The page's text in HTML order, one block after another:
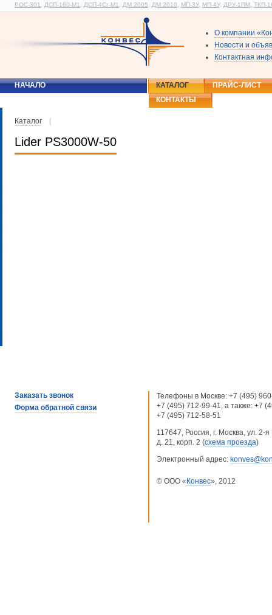
РОС-301 ДСП-160-М1 ДСП-4Сг-М1 ДМ 2005 ДМ 2010 МП-3У, МП-4У, ДРУ-1ПМ ТКП-
О компании
Новости и
Контактная
НАЧАЛО КАТАЛОГ
ПРАЙС-ЛИСТ
КОНТАКТЫ
Каталог
Lider PS3000W-50
Заказать звонок
Форма обратной связи
Телефоны в Москве: +7 (495)
+7 (495) 712-99-41, а также: +7
+7 (495) 712-58-51
117647, Россия, г. Москва, ул. 2-
д. 21, корп. 2 (схема проезда)
Электронный адрес:
© ООО « Конвес», 2012